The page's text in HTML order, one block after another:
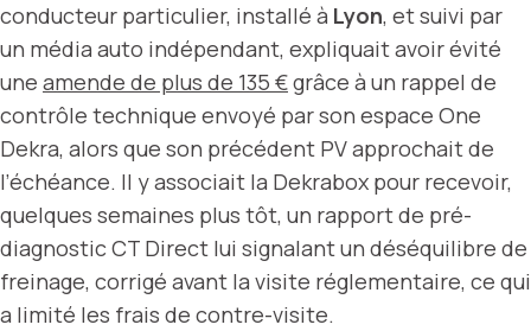
conducteur particulier, installé à Lyon, et suivi par
un média auto indépendant, expliquait avoir évité
une amende de plus de 135 €grâce à un rappel de
contrôle technique envoyé par son espace One
Dekra, alors que son précédent PV approchait de
l’échéance. Il y associait la Dekrabox pour recevoir,
quelques semaines plus tôt, un rapport de pré-
diagnostic CT Direct lui signalant un déséquilibre de
freinage, corrigé avant la visite réglementaire, ce qui
a limité les frais de contre-visite.